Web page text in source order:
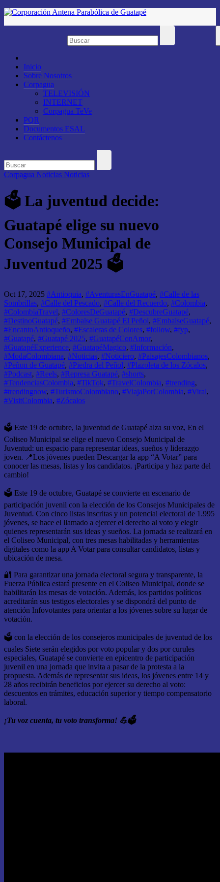
Saltar
Inicio
Sobre Nosotros
Corpagua
TELEVISIÓN
INTERNET
Corpagua TeVe
PQR
Documentos ESAL
Contáctenos
Corpagua Noticias Noticias
🗳️ La juventud decide:
Guatapé elige su nuevo
Consejo Municipal de
Juventud 2025 🗳️
Oct 17, 2025 #Antioquia, #AventurasEnGuatapé, #Calle de las
Sombrillas, #Calle del Pescado, #Calle del Recuerdo, #Colombia,
#ColombiaTravel, #ColoresDeGuatapé, #DescubreGuatapé,
#DestinoGuatapé, #Embalse Guatapé El Peñol, #EmbalseGuatapé,
#EncantoAntioqueño, #Escaleras de Colores, #follow, #fyp,
#Guatapé, #Guatapé 2025, #GuatapéConAmor,
#GuatapéExperience, #GuatapéMagico, #Información,
#ModaColombiana, #Noticias, #Noticiero, #PaisajesColombianos,
#Peñon de Guatapé, #Piedra del Peñol, #Plazoleta de los Zócalos,
#Podcast, #Reels, #Represa Guatapé, #shorts,
#TendenciasColombia, #TikTok, #TravelColombia, #trending,
#trendingnow, #TurismoColombiano, #ViajaPorColombia, #Viral,
#VisitColombia, #Zócalos
🗳️ Este 19 de octubre, la juventud de Guatapé alza su voz, En el
Coliseo Municipal se elige el nuevo Consejo Municipal de
Juventud: un espacio para representar ideas, sueños y liderazgo
joven. 📍Los jóvenes pueden Descargar la app “A Votar” para
conocer las mesas, listas y los candidatos. ¡Participa y haz parte del
cambio!
🗳️ Este 19 de octubre, Guatapé se convierte en escenario de
participación juvenil con la elección de los Consejos Municipales de
Juventud. Con cinco listas inscritas y un potencial electoral de 1.995
jóvenes, se hace el llamado a ejercer el derecho al voto y elegir
quienes representarán sus ideas y sueños. La jornada se realizará en
el Coliseo Municipal, con tres mesas habilitadas y herramientas
digitales como la app A Votar para consultar candidatos, listas y
ubicación de mesa.
🔐 Para garantizar una jornada electoral segura y transparente, la
Fuerza Pública estará presente en el Coliseo Municipal, donde se
habilitarán las mesas de votación. Además, los partidos políticos
acreditarán sus testigos electorales y se dispondrá del punto de
atención Infovotantes para orientar a los jóvenes sobre su lugar de
votación.
🗳️ con la elección de los consejeros municipales de juventud de los
cuales Siete serán elegidos por voto popular y dos por curules
especiales, Guatapé se convierte en epicentro de participación
juvenil en una jornada que invita a pasar de la protesta a la
propuesta. Además de representar sus ideas, los jóvenes entre 14 y
28 años recibirán beneficios por ejercer su derecho al voto:
descuentos en trámites, educación superior y tiempo compensatorio
laboral.
¡Tu voz cuenta, tu voto transforma! 💪🗳